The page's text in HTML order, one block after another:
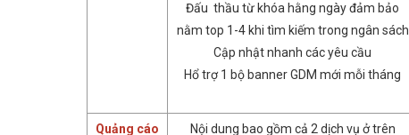
Đấu thầu từ khóa hằng ngày đảm bảo
nằm top 1-4 khi tìm kiếm trong ngân sách
Cập nhật nhanh các yêu cầu
Hổ trợ 1 bộ banner GDM mới mỗi tháng
Quảng cáo
Nội dung bao gồm cả 2 dịch vụ ở trên